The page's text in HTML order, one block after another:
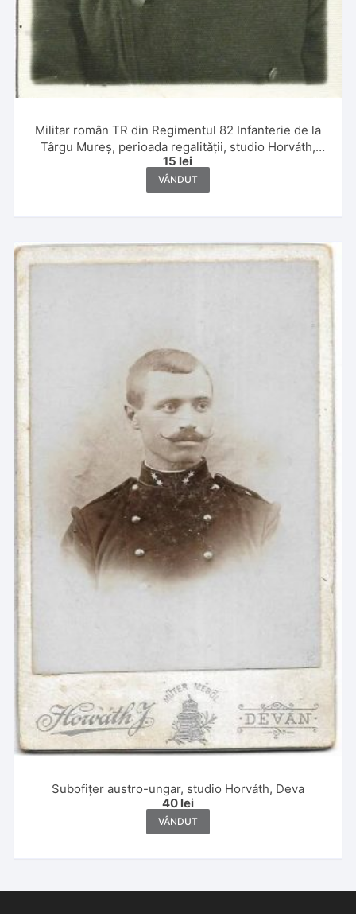
Militar român TR din Regimentul 82 Infanterie de la
Târgu Mureș, perioada regalității, studio Horváth,
Târgu Mureș
15 lei
VÂNDUT
Subofițer austro-ungar, studio Horváth, Deva
40 lei
VÂNDUT